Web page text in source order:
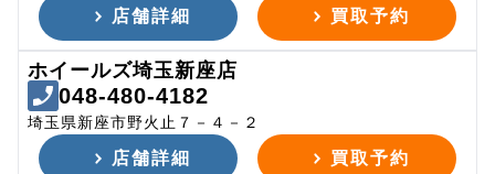
店舗詳細 買取予約
ホイールズ埼玉新座店
048-480-4182
埼玉県新座市野火止７－４－２
店舗詳細 買取予約